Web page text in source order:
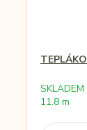
SKLADEM
11.8 m